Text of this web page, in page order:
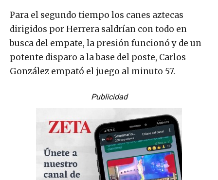
Para el segundo tiempo los canes aztecas
dirigidos por Herrera saldrían con todo en
busca del empate, la presión funcionó y de un
potente disparo a la base del poste, Carlos
González empató el juego al minuto 57.
Publicidad